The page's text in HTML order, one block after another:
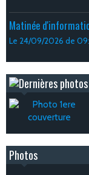
Matinée
Le 24/09/2026 de
Photos